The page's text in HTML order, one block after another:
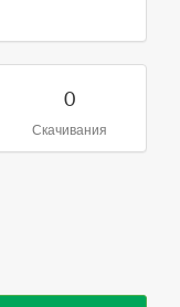
0
Скачивания